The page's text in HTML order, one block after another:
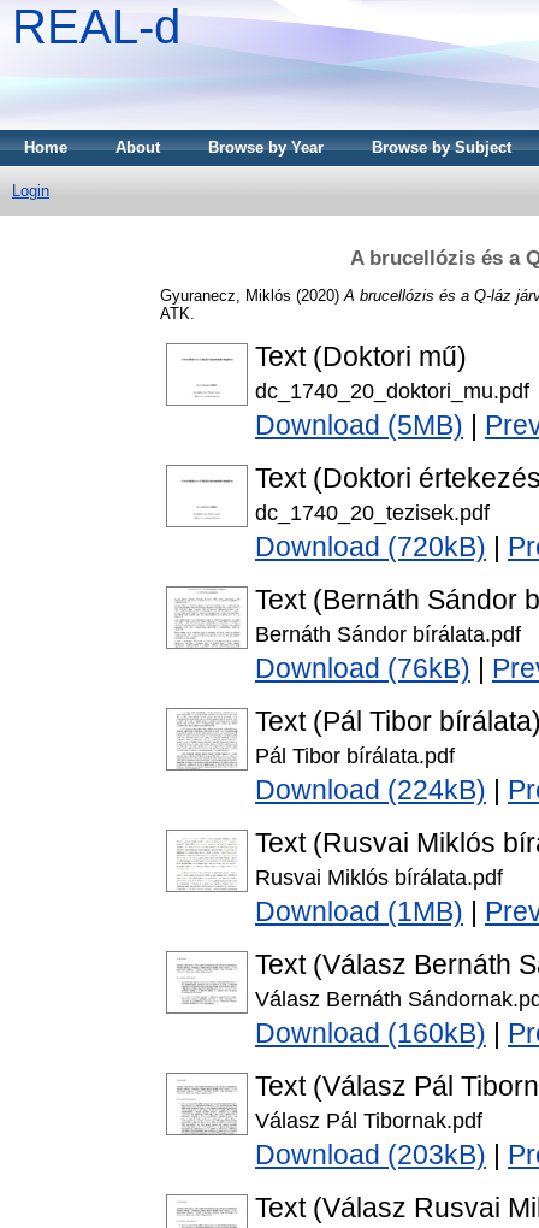
REAL-d
Home About Browse by Year Browse by Subject
Login
A brucellózis és a
Gyuranecz, Miklós (2020) A brucellózis és a Q-láz
ATK.
Text (Doktori mű)
dc_1740_20_doktori_mu.pdf
Download (5MB)
Text (Doktori
dc_1740_20_tezisek.pdf
Download (720kB)
Text (Bernáth Sándor
Bernáth Sándor bírálata.pdf
Download (76kB)
Text (Pál Tibor
Pál Tibor bírálata.pdf
Download (224kB)
Text (Rusvai Miklós
Rusvai Miklós bírálata.pdf
Download (1MB)
Text (Válasz Bernáth
Válasz Bernáth
Download (160kB)
Text (Válasz Pál
Válasz Pál Tibornak.pdf
Download (203kB)
Text (Válasz Rusvai